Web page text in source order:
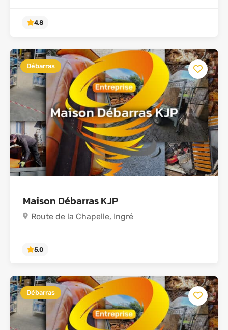
4.8
Débarras
Maison Débarras KJP
Route de la Chapelle, Ingré
Débarras